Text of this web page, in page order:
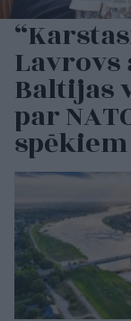
Baltijas
par
spēkiem